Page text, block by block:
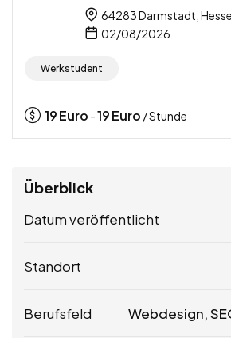
64283 Darmstadt,
02/08/2026
Werkstudent
19Euro -19Euro / Stunde
Überblick
Datum veröffentlicht
Standort
Berufsfeld Webdesign,